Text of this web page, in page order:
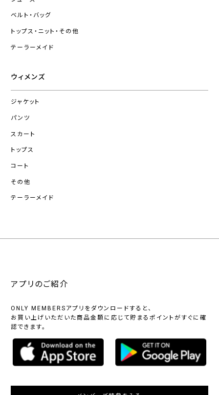
ベルト・バッグ
トップス・ニット・その他
テーラーメイド
ウィメンズ
ジャケット
パンツ
スカート
トップス
コート
その他
テーラーメイド
アプリのご紹介
ONLY MEMBERSアプリをダウンロードすると、
お買い上げいただいた商品金額に応じて貯まるポイントがすぐに確
認できます。